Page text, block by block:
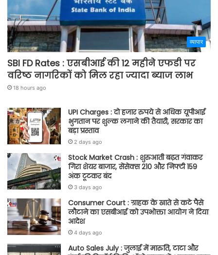
व्यापार
SBI FD Rates : एसबीआई की 12 महीने एफडी पर
वरिष्ठ नागरिकों को मिल रहा ज्यादा ब्याज लाभ
18 hours ago
UPI Charges : दो हजार रुपये से अधिक यूपीआई
भुगतान पर शुल्क लगाने की तैयारी, सरकार का
बड़ा प्रस्ताव
2 days ago
Stock Market Crash : शुरुआती बढ़त गंवाकर
गिरा शेयर बाजार, सेंसेक्स 210 और निफ्टी 159
अंक टूटकर बंद
3 days ago
Consumer Court : ग्राहक के खाते से कटे पैसे
लौटाने का एसबीआई को उपभोक्ता आयोग ने दिया
आदेश
4 days ago
Auto Sales July : जुलाई में मारुति, टाटा और